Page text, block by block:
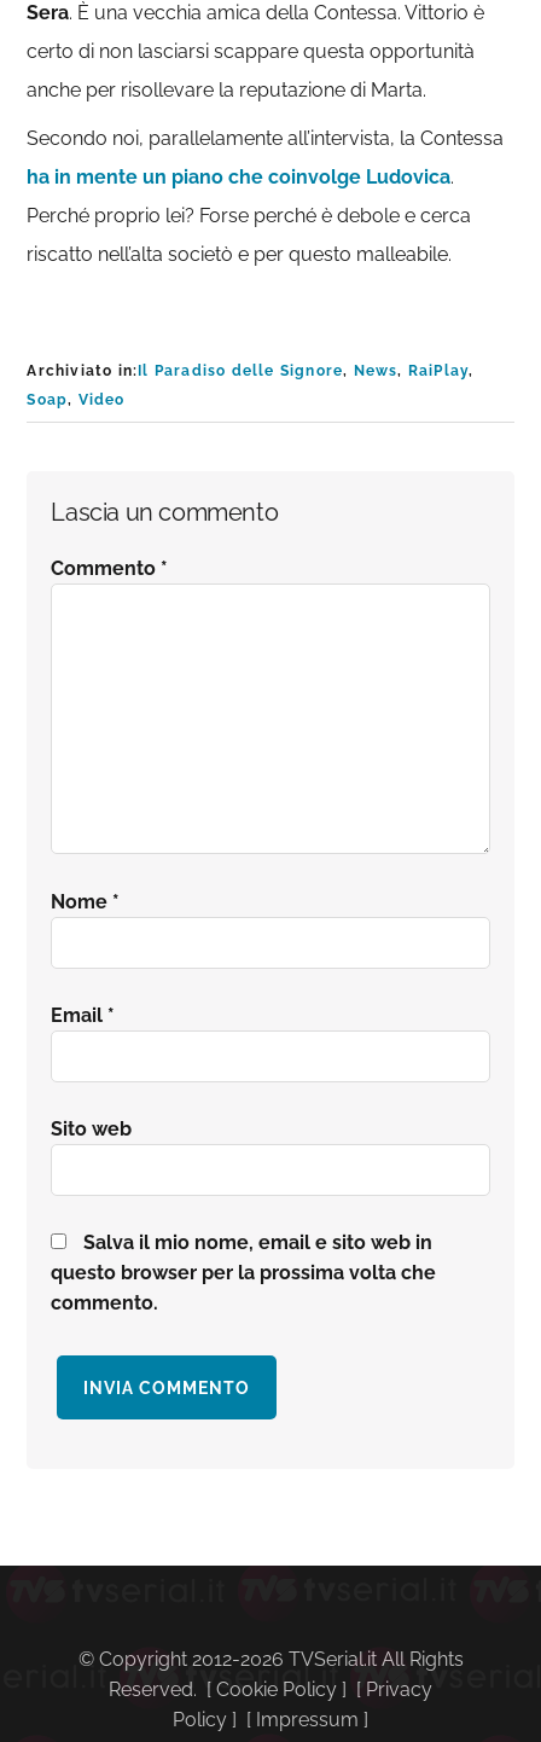
Sera. È una vecchia amica della Contessa. Vittorio è
certo di non lasciarsi scappare questa opportunità
anche per risollevare la reputazione di Marta.
Secondo noi, parallelamente all’intervista, la Contessa
ha in mente un piano che coinvolge Ludovica.
Perché proprio lei? Forse perché è debole e cerca
riscatto nell’alta societò e per questo malleabile.
Archiviato in: Il Paradiso delle Signore, News, RaiPlay,
Soap, Video
Interazioni
del
Lascia un commento
Commento *
Nome *
Email *
Sito web
Salva il mio nome, email e sito web in
questo browser per la prossima volta che
commento.
primaria
© Copyright 2012-2026 TVSerial.it All Rights
Reserved. [ Cookie Policy ] [ Privacy
Policy ] [ Impressum ]